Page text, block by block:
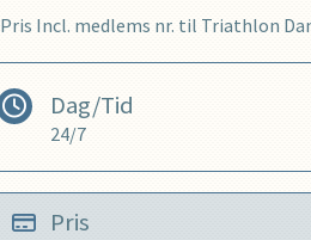
Pris Incl. medlems nr. til Triathlon
Dag/Tid
24/7
Pris